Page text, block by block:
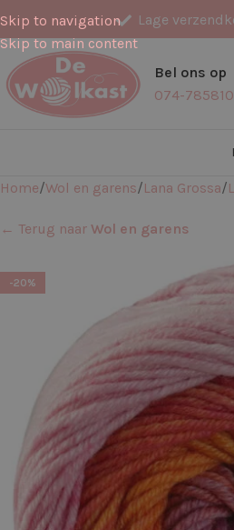
Skip to navigation
Skip to main content
Lage
Bel ons op
074-
Home Wol en garens Lana Grossa
← Terug naar Wol en garens
-20%